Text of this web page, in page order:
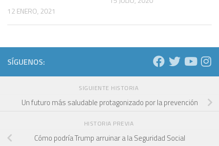
12 ENERO, 2021
SÍGUENOS:
SIGUIENTE HISTORIA
Un futuro más saludable protagonizado por la prevención
HISTORIA PREVIA
Cómo podría Trump arruinar a la Seguridad Social